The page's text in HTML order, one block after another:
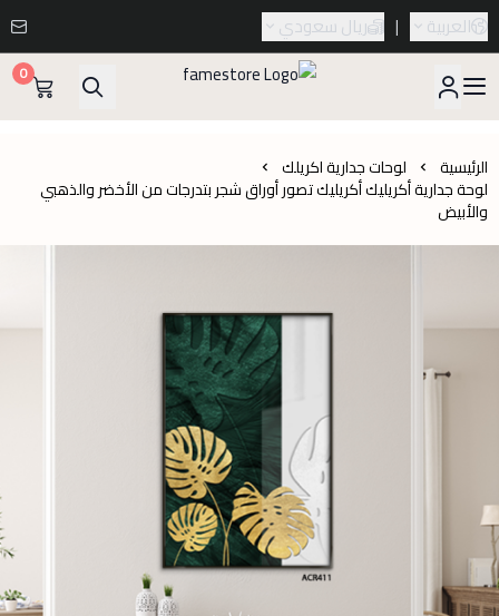
العربية | ريال سعودي
0
الرئيسية لوحات جدارية اكريلك
لوحة جدارية أكريليك أكريليك تصور أوراق شجر بتدرجات من الأخضر والذهبي
والأبيض